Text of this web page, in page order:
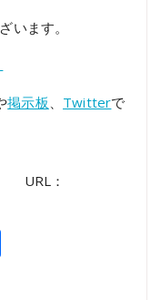
います。
掲示板 、 Twitterで
URL：